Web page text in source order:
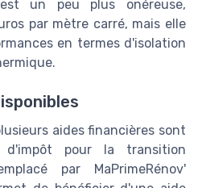
un peu plus onéreuse,
par mètre carré, mais elle
en termes d'isolation
aides financières sont
d'impôt pour la transition
par MaPrimeRénov'